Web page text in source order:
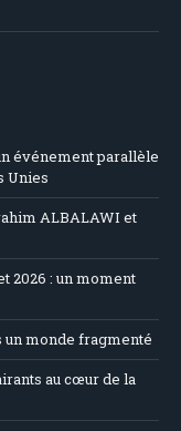
événement parallèle
Unies
ALBALAWI et
2026 : un moment
un monde fragmenté
au cœur de la